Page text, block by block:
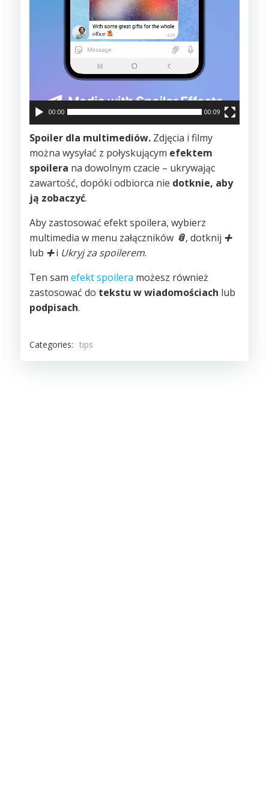
00:00 00:09
Spoiler dla multimediów. Zdjęcia i filmy
można wysyłać z połyskującym efektem
spoilera na dowolnym czacie – ukrywając
zawartość, dopóki odbiorca nie dotknie, aby
ją zobaczyć.
Aby zastosować efekt spoilera, wybierz
multimedia w menu załączników 📎, dotknij ➕
lub ➕i Ukryj za spoilerem.
Ten sam efekt spoilera możesz również
zastosować do tekstu w wiadomościach lub
podpisach.
Categories: tips